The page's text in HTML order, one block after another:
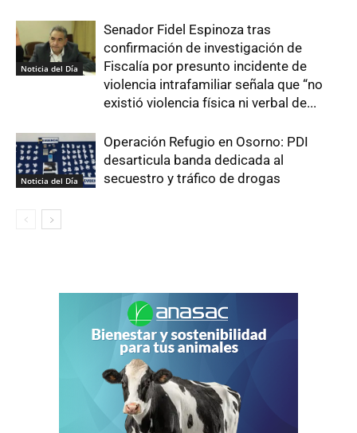
Noticia del Día
Senador Fidel Espinoza tras
confirmación de investigación de
Fiscalía por presunto incidente de
violencia intrafamiliar señala que “no
existió violencia física ni verbal de...
Noticia del Día
Operación Refugio en Osorno: PDI
desarticula banda dedicada al
secuestro y tráfico de drogas